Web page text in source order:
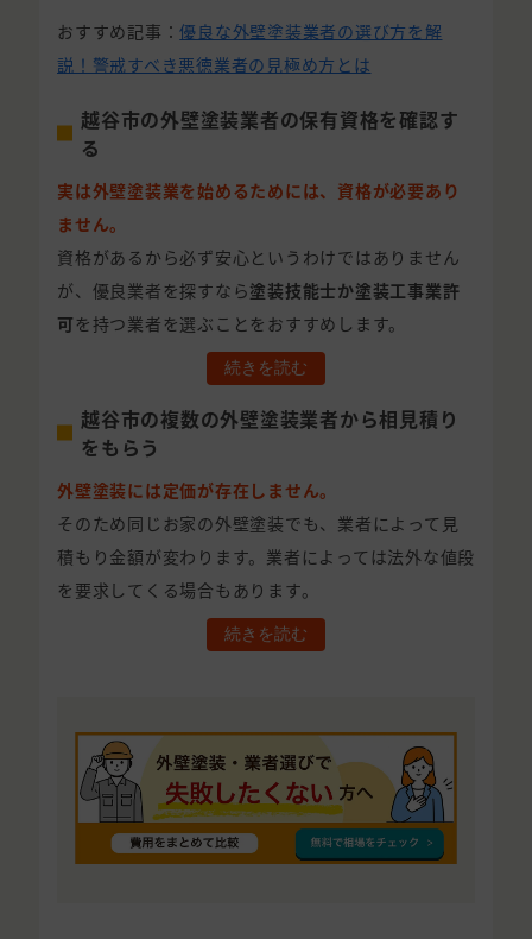
おすすめ記事：優良な外壁塗装業者の選び方を解
説！警戒すべき悪徳業者の見極め方とは
越谷市の外壁塗装業者の保有資格を確認す
る
実は外壁塗装業を始めるためには、資格が必要あり
ません。
資格があるから必ず安心というわけではありません
が、優良業者を探すなら塗装技能士か塗装工事業許
可 を持つ業者を選ぶことをおすすめします。
続きを読む
越谷市の複数の外壁塗装業者から相見積り
をもらう
外壁塗装には定価が存在しません。
そのため同じお家の外壁塗装でも、業者によって見
積もり金額が変わります。業者によっては法外な値段
を要求してくる場合もあります。
続きを読む